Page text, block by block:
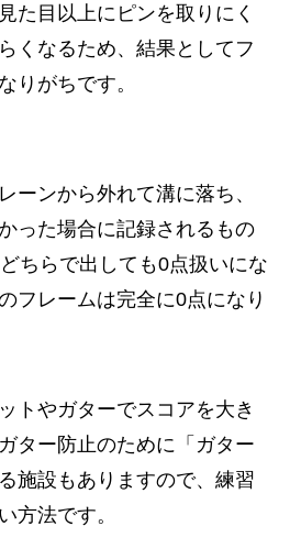
た目以上にピンを取りにく
くなるため、結果としてフ
りがちです。
ーンから外れて溝に落ち、
った場合に記録されるもの
ちらで出しても0点扱いにな
フレームは完全に0点になり
トやガターでスコアを大き
ター防止のために「ガター
施設もありますので、練習
方法です。